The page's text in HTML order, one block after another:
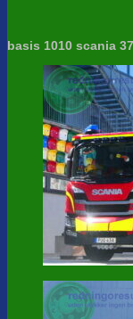
basis 1010 scania